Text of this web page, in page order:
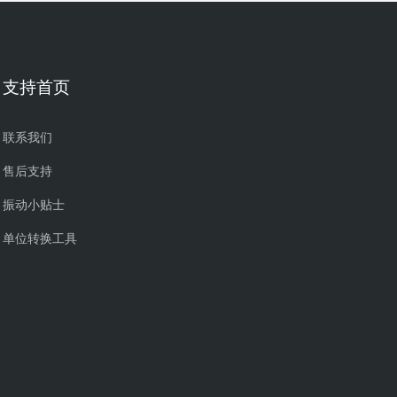
支持首页
联系我们
售后支持
振动小贴士
单位转换工具